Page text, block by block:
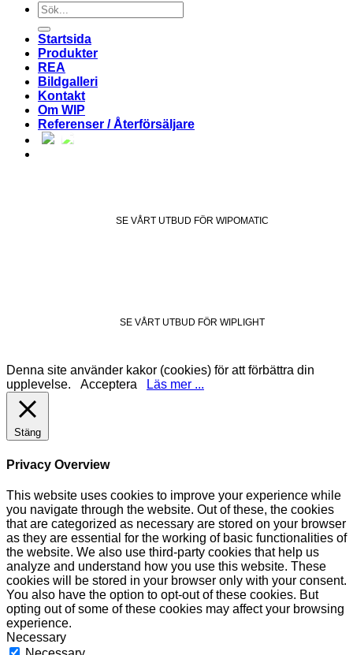
Sök
efter:
Startsida
Produkter
REA
Bildgalleri
Kontakt
Om WIP
Referenser / Återförsäljare
SE VÅRT UTBUD FÖR WIPOMATIC
SE VÅRT UTBUD FÖR WIPLIGHT
Denna site använder kakor (cookies) för att förbättra din
upplevelse. Acceptera Läs mer ...
Stäng
Privacy Overview
This website uses cookies to improve your experience while
you navigate through the website. Out of these, the cookies
that are categorized as necessary are stored on your browser
as they are essential for the working of basic functionalities of
the website. We also use third-party cookies that help us
analyze and understand how you use this website. These
cookies will be stored in your browser only with your consent.
You also have the option to opt-out of these cookies. But
opting out of some of these cookies may affect your browsing
experience.
Necessary